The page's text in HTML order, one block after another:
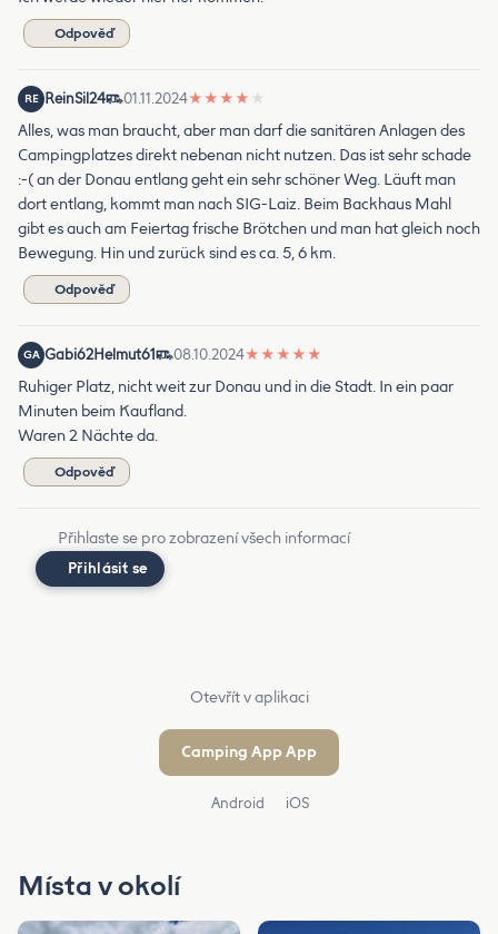
Odpověď
RE ReinSil24 01.11.2024★ ★ ★ ★ ★
Alles, was man braucht, aber man darf die sanitären Anlagen des
Campingplatzes direkt nebenan nicht nutzen. Das ist sehr schade
:-( an der Donau entlang geht ein sehr schöner Weg. Läuft man
dort entlang, kommt man nach SIG-Laiz. Beim Backhaus Mahl
gibt es auch am Feiertag frische Brötchen und man hat gleich noch
Bewegung. Hin und zurück sind es ca. 5, 6 km.
Odpověď
GA Gabi62Helmut61 08.10.2024★ ★ ★ ★ ★
Ruhiger Platz, nicht weit zur Donau und in die Stadt. In ein paar
Minuten beim Kaufland.
Waren 2 Nächte da.
Odpověď
Přihlaste se pro zobrazení všech informací
Přihlásit se
Otevřít v aplikaci
Camping App App
Android iOS
Místa v okolí